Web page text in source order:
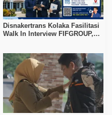
Disnakertrans Kolaka Fasilitasi
Walk In Interview FIFGROUP,